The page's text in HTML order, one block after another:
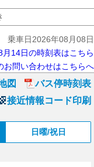
乗車日2026年08月08日
14日の時刻表はこちら
お問い合わせはこちらへ
図
バス停時刻表
接近情報コード印刷
日曜/祝日